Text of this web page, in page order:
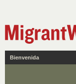
Bienvenida